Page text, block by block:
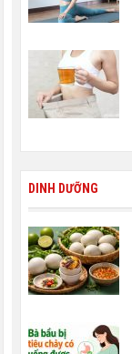
DINH DƯỠNG